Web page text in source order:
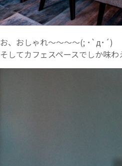
お、おしゃれ～～～～(; ･`д･´)
そしてカフェスペースでしか味